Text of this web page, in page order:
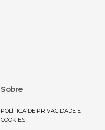
Sobre
POLÍTICA DE PRIVACIDADE E
COOKIES